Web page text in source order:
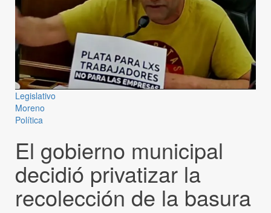
Legislativo
Moreno
Política
El gobierno municipal
decidió privatizar la
recolección de la basura